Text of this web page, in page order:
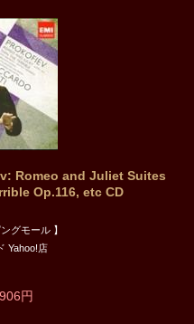
Romeo and Juliet Suites
Op.116, etc CD
グモール 】
Yahoo!店
円